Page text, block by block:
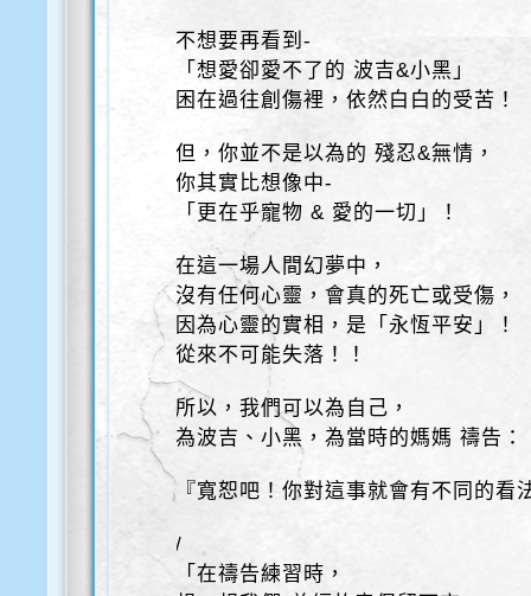
不想要再看到-
「想愛卻愛不了的 波吉&小黑」
困在過往創傷裡，依然白白的受苦！
但，你並不是以為的 殘忍&無情，
你其實比想像中-
「更在乎寵物 & 愛的一切」！
在這一場人間幻夢中，
沒有任何心靈，會真的死亡或受傷，
因為心靈的實相，是「永恆平安」！
從來不可能失落！！
所以，我們可以為自己，
為波吉、小黑，為當時的媽媽 禱告：
『寬恕吧！你對這事就會有不同的看
/
「在禱告練習時，